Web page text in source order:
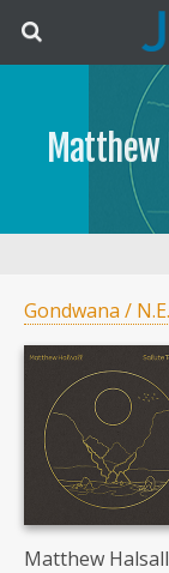
Matthew
Gondwana /
Matthew